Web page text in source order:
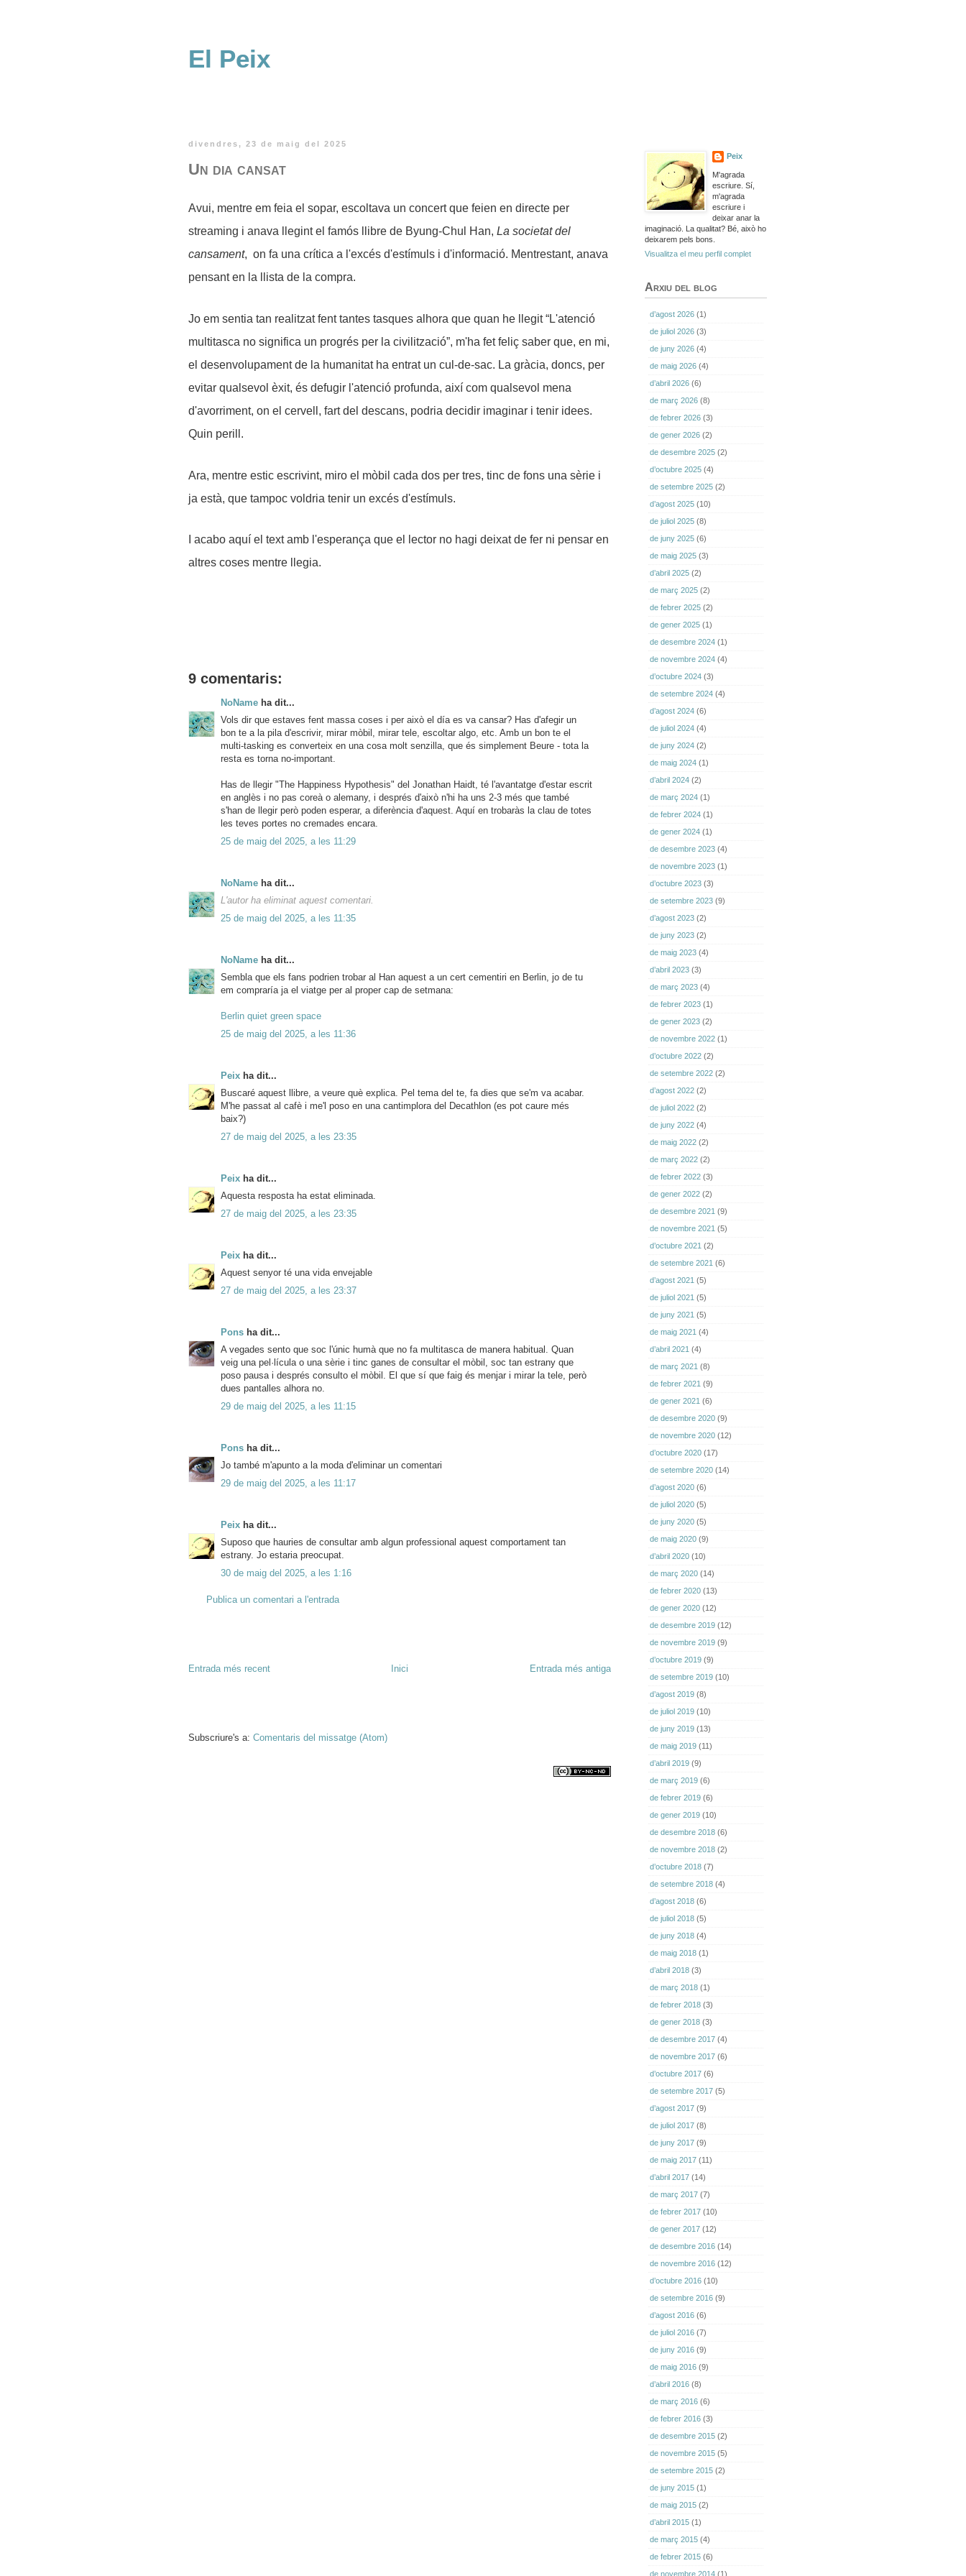
El Peix
divendres, 23 de maig del 2025
Un dia cansat
Avui, mentre em feia el sopar, escoltava un concert que feien en directe per
streaming i anava llegint el famós llibre de Byung-Chul Han, La societat del
cansament, on fa una crítica a l'excés d'estímuls i d'informació. Mentrestant, anava
pensant en la llista de la compra.
Jo em sentia tan realitzat fent tantes tasques alhora que quan he llegit “L'atenció
multitasca no significa un progrés per la civilització”, m'ha fet feliç saber que, en mi,
el desenvolupament de la humanitat ha entrat un cul-de-sac. La gràcia, doncs, per
evitar qualsevol èxit, és defugir l'atenció profunda, així com qualsevol mena
d'avorriment, on el cervell, fart del descans, podria decidir imaginar i tenir idees.
Quin perill.
Ara, mentre estic escrivint, miro el mòbil cada dos per tres, tinc de fons una sèrie i
ja està, que tampoc voldria tenir un excés d'estímuls.
I acabo aquí el text amb l'esperança que el lector no hagi deixat de fer ni pensar en
altres coses mentre llegia.
9 comentaris:
NoName ha dit...
Vols dir que estaves fent massa coses i per això el día es va cansar? Has d'afegir un
bon te a la pila d'escrivir, mirar mòbil, mirar tele, escoltar algo, etc. Amb un bon te el
multi-tasking es converteix en una cosa molt senzilla, que és simplement Beure - tota la
resta es torna no-important.
Has de llegir "The Happiness Hypothesis" del Jonathan Haidt, té l'avantatge d'estar escrit
en anglès i no pas coreà o alemany, i després d'això n'hi ha uns 2-3 més que també
s'han de llegir però poden esperar, a diferència d'aquest. Aquí en trobaràs la clau de totes
les teves portes no cremades encara.
25 de maig del 2025, a les 11:29
NoName ha dit...
L'autor ha eliminat aquest comentari.
25 de maig del 2025, a les 11:35
NoName ha dit...
Sembla que els fans podrien trobar al Han aquest a un cert cementiri en Berlin, jo de tu
em compraría ja el viatge per al proper cap de setmana:
Berlin quiet green space
25 de maig del 2025, a les 11:36
Peix ha dit...
Buscaré aquest llibre, a veure què explica. Pel tema del te, fa dies que se'm va acabar.
M'he passat al cafè i me'l poso en una cantimplora del Decathlon (es pot caure més
baix?)
27 de maig del 2025, a les 23:35
Peix ha dit...
Aquesta resposta ha estat eliminada.
27 de maig del 2025, a les 23:35
Peix ha dit...
Aquest senyor té una vida envejable
27 de maig del 2025, a les 23:37
Pons ha dit...
A vegades sento que soc l'únic humà que no fa multitasca de manera habitual. Quan
veig una pel·lícula o una sèrie i tinc ganes de consultar el mòbil, soc tan estrany que
poso pausa i després consulto el mòbil. El que sí que faig és menjar i mirar la tele, però
dues pantalles alhora no.
29 de maig del 2025, a les 11:15
Pons ha dit...
Jo també m'apunto a la moda d'eliminar un comentari
29 de maig del 2025, a les 11:17
Peix ha dit...
Suposo que hauries de consultar amb algun professional aquest comportament tan
estrany. Jo estaria preocupat.
30 de maig del 2025, a les 1:16
Publica un comentari a l'entrada
Entrada més recent Entrada més antiga
Inici
Subscriure's a: Comentaris del missatge (Atom)
Peix
M'agrada
escriure. Sí,
m'agrada
escriure i
deixar anar la
imaginació. La qualitat? Bé, això ho
deixarem pels bons.
Visualitza el meu perfil complet
Arxiu del blog
d’agost 2026 (1)
de juliol 2026 (3)
de juny 2026 (4)
de maig 2026 (4)
d’abril 2026 (6)
de març 2026 (8)
de febrer 2026 (3)
de gener 2026 (2)
de desembre 2025 (2)
d’octubre 2025 (4)
de setembre 2025 (2)
d’agost 2025 (10)
de juliol 2025 (8)
de juny 2025 (6)
de maig 2025 (3)
d’abril 2025 (2)
de març 2025 (2)
de febrer 2025 (2)
de gener 2025 (1)
de desembre 2024 (1)
de novembre 2024 (4)
d’octubre 2024 (3)
de setembre 2024 (4)
d’agost 2024 (6)
de juliol 2024 (4)
de juny 2024 (2)
de maig 2024 (1)
d’abril 2024 (2)
de març 2024 (1)
de febrer 2024 (1)
de gener 2024 (1)
de desembre 2023 (4)
de novembre 2023 (1)
d’octubre 2023 (3)
de setembre 2023 (9)
d’agost 2023 (2)
de juny 2023 (2)
de maig 2023 (4)
d’abril 2023 (3)
de març 2023 (4)
de febrer 2023 (1)
de gener 2023 (2)
de novembre 2022 (1)
d’octubre 2022 (2)
de setembre 2022 (2)
d’agost 2022 (2)
de juliol 2022 (2)
de juny 2022 (4)
de maig 2022 (2)
de març 2022 (2)
de febrer 2022 (3)
de gener 2022 (2)
de desembre 2021 (9)
de novembre 2021 (5)
d’octubre 2021 (2)
de setembre 2021 (6)
d’agost 2021 (5)
de juliol 2021 (5)
de juny 2021 (5)
de maig 2021 (4)
d’abril 2021 (4)
de març 2021 (8)
de febrer 2021 (9)
de gener 2021 (6)
de desembre 2020 (9)
de novembre 2020 (12)
d’octubre 2020 (17)
de setembre 2020 (14)
d’agost 2020 (6)
de juliol 2020 (5)
de juny 2020 (5)
de maig 2020 (9)
d’abril 2020 (10)
de març 2020 (14)
de febrer 2020 (13)
de gener 2020 (12)
de desembre 2019 (12)
de novembre 2019 (9)
d’octubre 2019 (9)
de setembre 2019 (10)
d’agost 2019 (8)
de juliol 2019 (10)
de juny 2019 (13)
de maig 2019 (11)
d’abril 2019 (9)
de març 2019 (6)
de febrer 2019 (6)
de gener 2019 (10)
de desembre 2018 (6)
de novembre 2018 (2)
d’octubre 2018 (7)
de setembre 2018 (4)
d’agost 2018 (6)
de juliol 2018 (5)
de juny 2018 (4)
de maig 2018 (1)
d’abril 2018 (3)
de març 2018 (1)
de febrer 2018 (3)
de gener 2018 (3)
de desembre 2017 (4)
de novembre 2017 (6)
d’octubre 2017 (6)
de setembre 2017 (5)
d’agost 2017 (9)
de juliol 2017 (8)
de juny 2017 (9)
de maig 2017 (11)
d’abril 2017 (14)
de març 2017 (7)
de febrer 2017 (10)
de gener 2017 (12)
de desembre 2016 (14)
de novembre 2016 (12)
d’octubre 2016 (10)
de setembre 2016 (9)
d’agost 2016 (6)
de juliol 2016 (7)
de juny 2016 (9)
de maig 2016 (9)
d’abril 2016 (8)
de març 2016 (6)
de febrer 2016 (3)
de desembre 2015 (2)
de novembre 2015 (5)
de setembre 2015 (2)
de juny 2015 (1)
de maig 2015 (2)
d’abril 2015 (1)
de març 2015 (4)
de febrer 2015 (6)
de novembre 2014 (1)